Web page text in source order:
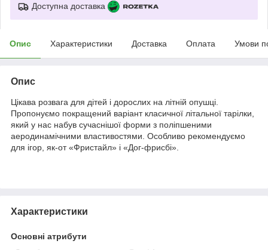
Доступна доставка
Опис Характеристики Доставка Оплата Умови
Опис
Цікава розвага для дітей і дорослих на літній опушці.
Пропонуємо покращений варіант класичної літальної тарілки,
який у нас набув сучаснішої форми з поліпшеними
аеродинамічними властивостями. Особливо рекомендуємо
для ігор, як-от «Фристайл» і «Дог-фрисбі».
Характеристики
Основні атрибути